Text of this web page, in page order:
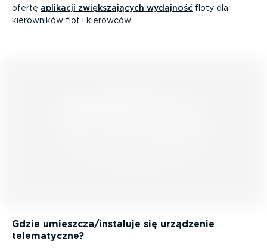
ofertę aplikacji zwięk­sza­jących wydajność floty dla
kierowników flot i kierowców.
Gdzie umieszcza/instaluje się urządzenie
telema­tyczne?